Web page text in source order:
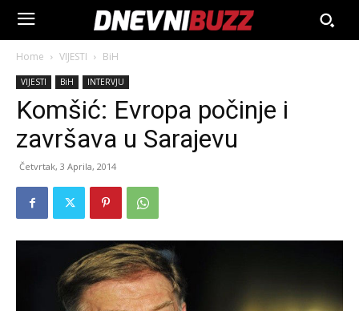
Home VIJESTI BiH
VIJESTI BiH INTERVJU
Komšić: Evropa počinje i
završava u Sarajevu
Četvrtak, 3 Aprila, 2014